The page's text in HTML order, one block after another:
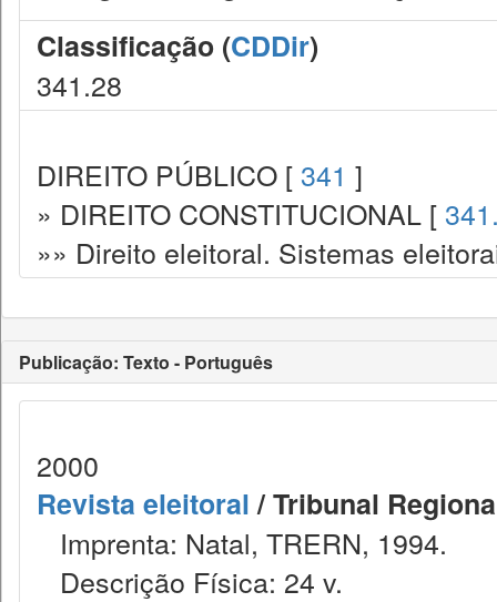
Classificação (CDDir)
341.28
DIREITO PÚBLICO [ 341 ]
» DIREITO CONSTITUCIONAL [
»» Direito eleitoral. Sistemas
Publicação: Texto - Português
2000
Revista eleitoral/ Tribunal
Imprenta: Natal, TRERN, 1994.
Descrição Física: 24 v.